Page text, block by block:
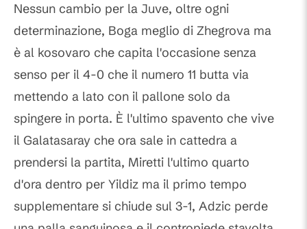
Nessun cambio per la Juve, oltre ogni
determinazione, Boga meglio di Zhegrova ma
è al kosovaro che capita l'occasione senza
senso per il 4-0 che il numero 11 butta via
mettendo a lato con il pallone solo da
spingere in porta. È l'ultimo spavento che vive
il Galatasaray che ora sale in cattedra a
prendersi la partita, Miretti l'ultimo quarto
d'ora dentro per Yildiz ma il primo tempo
supplementare si chiude sul 3-1, Adzic perde